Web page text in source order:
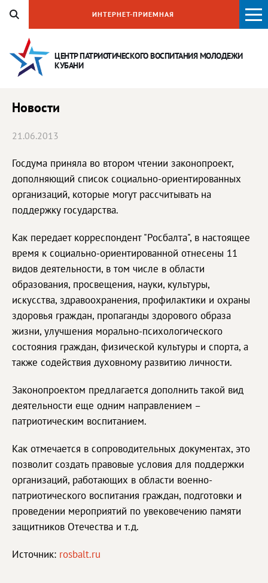
ЦЕНТР ПАТРИОТИЧЕСКОГО ВОСПИТАНИЯМОЛОДЕЖИ
КУБАНИ
ИНТЕРНЕТ-ПРИЕМНАЯ
Новости
21.06.2013
Госдума приняла во втором чтении законопроект,
дополняющий список социально-ориентированных
организаций, которые могут рассчитывать на
поддержку государства.
Как передает корреспондент "Росбалта", в настоящее
время к социально-ориентированной отнесены 11
видов деятельности, в том числе в области
образования, просвещения, науки, культуры,
искусства, здравоохранения, профилактики и охраны
здоровья граждан, пропаганды здорового образа
жизни, улучшения морально-психологического
состояния граждан, физической культуры и спорта, а
также содействия духовному развитию личности.
Законопроектом предлагается дополнить такой вид
деятельности еще одним направлением –
патриотическим воспитанием.
Как отмечается в сопроводительных документах, это
позволит создать правовые условия для поддержки
организаций, работающих в области военно-
патриотического воспитания граждан, подготовки и
проведении мероприятий по увековечению памяти
защитников Отечества и т.д.
Источник: rosbalt.ru